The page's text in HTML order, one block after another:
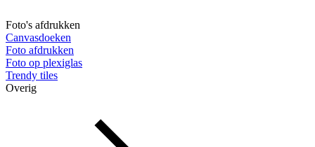
Foto's afdrukken
Canvasdoeken
Foto afdrukken
Foto op plexiglas
Trendy tiles
Overig